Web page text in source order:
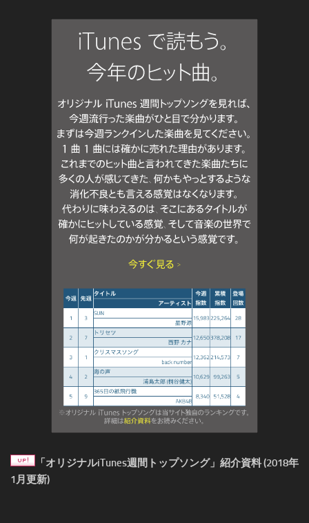
「オリジナルiTunes週間トップソング」紹介資料 (2018年
1月更新)